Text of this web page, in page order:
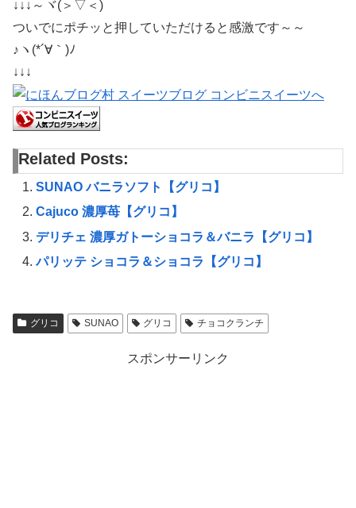
↓↓↓～ヾ(＞▽＜)
ついでにポチッと押していただけると感激です～～
♪ヽ(*´∀｀)ﾉ
↓↓↓
Related Posts:
SUNAO バニラソフト【グリコ】
Cajuco 濃厚苺【グリコ】
デリチェ 濃厚ガトーショコラ＆バニラ【グリコ】
パリッテ ショコラ＆ショコラ【グリコ】
グリコ SUNAO グリコ チョコクランチ
スポンサーリンク